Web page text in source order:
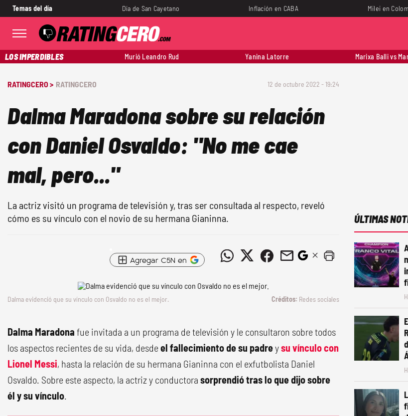
Temas del día Día de San Cayetano Inflación en CABA Milei en
LOS IMPERDIBLES Murió Leandro Rud Yanina Latorre Marixa Balli vs
RATINGCERO > RATINGCERO 12 de octubre 2022 - 19:24
Dalma Maradona sobre su relación
con Daniel Osvaldo: "No me cae
mal, pero..."
La actriz visitó un programa de televisión y, tras ser consultada al respecto, reveló
cómo es su vínculo con el novio de su hermana Gianinna.
Agregar C5N en
Dalma evidenció que su vínculo con Osvaldo no es el mejor. Redes sociales
Dalma Maradona fue invitada a un programa de televisión y le consultaron sobre todos
los aspectos recientes de su vida, desdeel fallecimiento de su padreysu vínculo con
Lionel Messi, hasta la relación de su hermana Gianinna con el exfutbolista Daniel
Osvaldo. Sobre este aspecto, la actriz y conductora sorprendió tras lo que dijo sobre
él y su vínculo.
ÚLTIMAS